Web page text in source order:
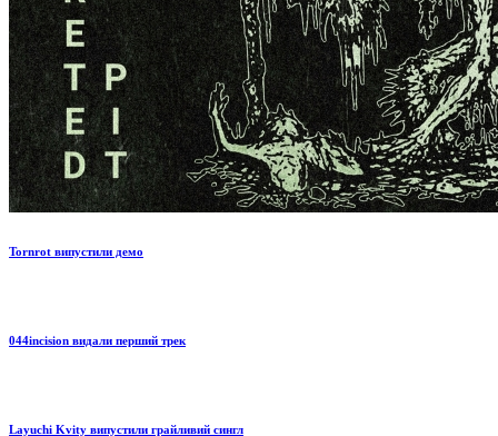
Tornrot випустили демо
044incision видали перший трек
Layuchi Kvity випустили грайливий сингл